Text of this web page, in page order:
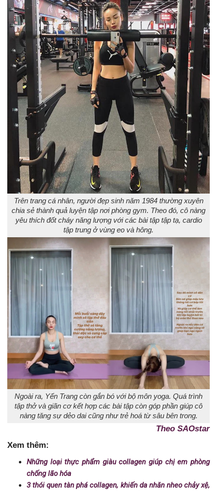
Trên trang cá nhân, người đẹp sinh năm 1984 thường xuyên
chia sẻ thành quả luyện tập nơi phòng gym. Theo đó, cô nàng
yêu thích đốt cháy năng lượng với các bài tập tập tạ, cardio
tập trung ở vùng eo và hông.
Ngoài ra, Yến Trang còn gắn bó với bộ môn yoga. Quá trình
tập thở và giãn cơ kết hợp các bài tập còn góp phần giúp cô
nàng tăng sự dẻo dai cũng như trẻ hoá từ sâu bên trong.
Theo SAOstar
Xem thêm:
Những loại thực phẩm giàu collagen giúp chị em phòng
chống lão hóa
3 thói quen tàn phá collagen, khiến da nhăn nheo chảy xệ,